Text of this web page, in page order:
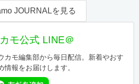
JOURNALを見る
モ公式 LINE＠
カモ編集部から毎日配信。新着やおす
情報をお届けします。